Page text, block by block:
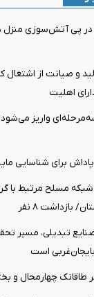
در پی آتش‌سوزی منزل
و صیانت از اشتغال
اهلیت
واریز می‌شود/
شبکه مسلح مرتبط با
بازداشت ۸ نفر
تبدیلی، مسیر
است